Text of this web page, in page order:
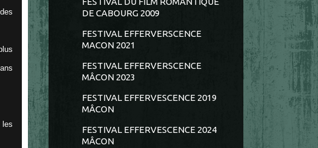
les
DE CABOURG 2009
FESTIVAL EFFERVERSCENCE
MACON 2021
FESTIVAL EFFERVERSCENCE
MÂCON 2023
FESTIVAL EFFERVESCENCE 2019
MÂCON
FESTIVAL EFFERVESCENCE 2024
MÂCON